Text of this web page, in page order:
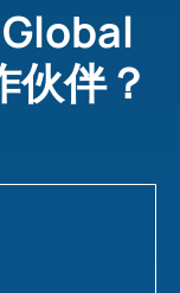
伙伴？